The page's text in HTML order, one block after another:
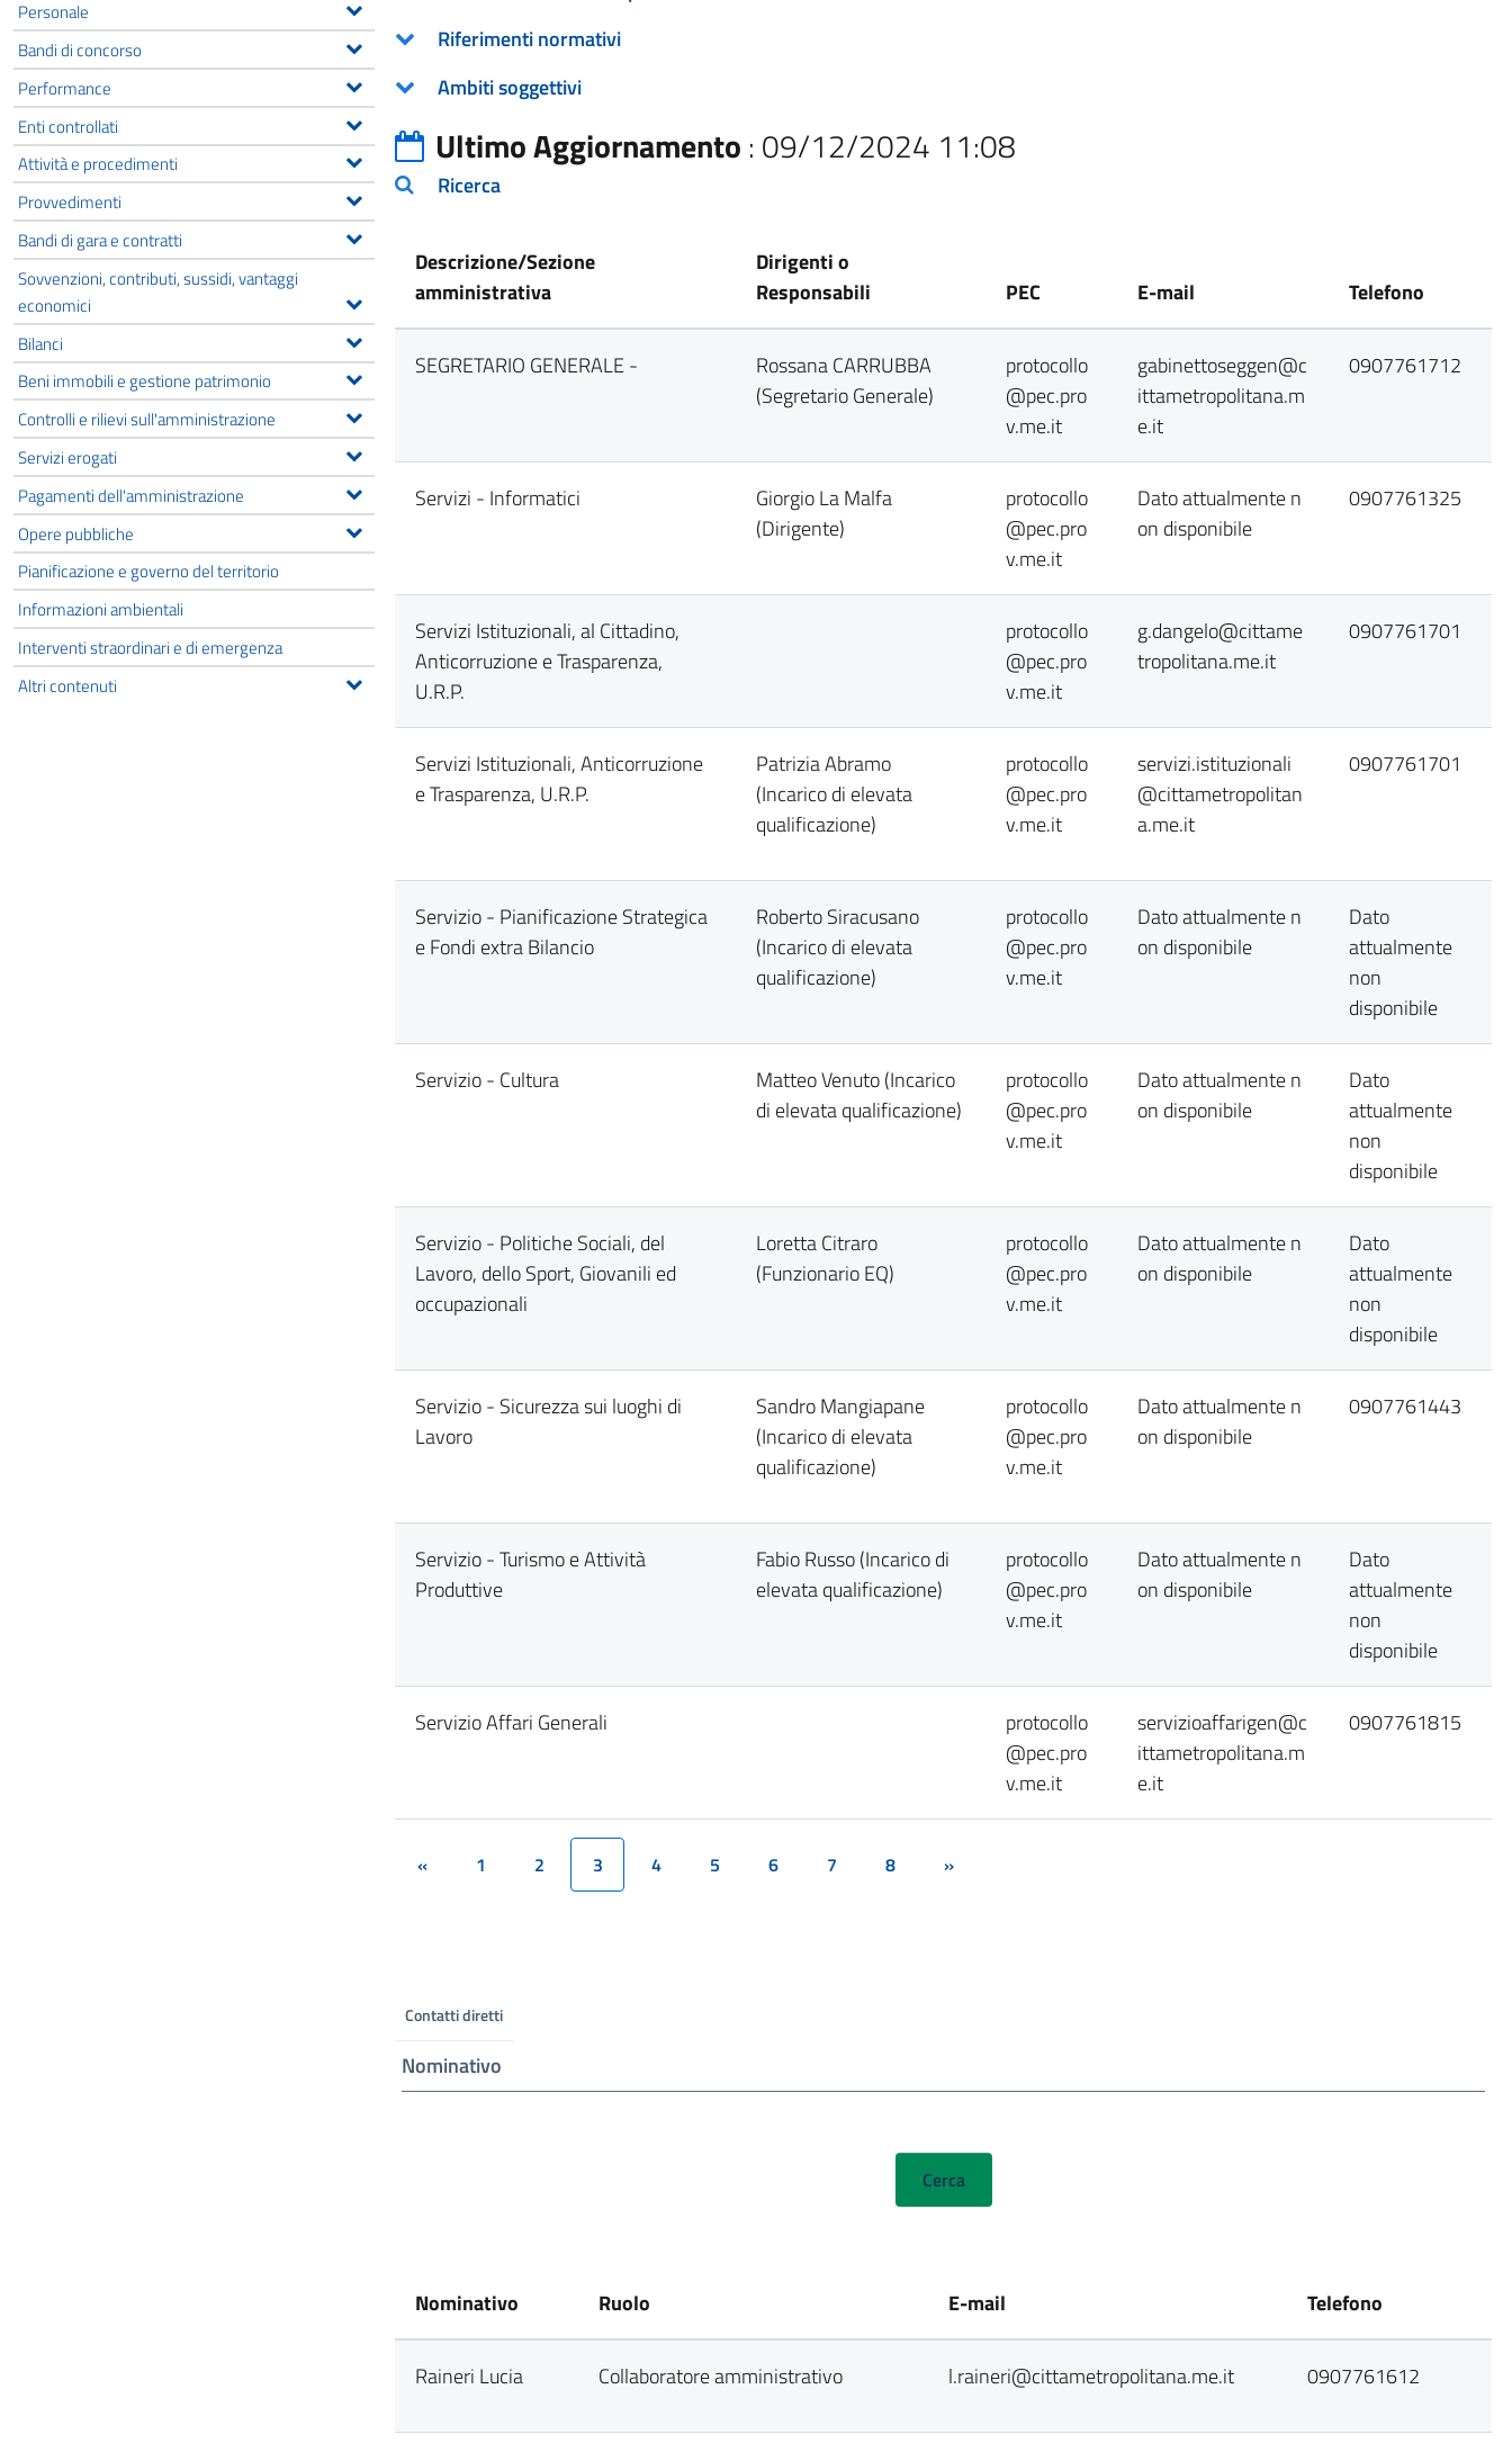
Personale
Bandi di concorso
Performance
Enti controllati
Attività e procedimenti
Provvedimenti
Bandi di gara e contratti
Sovvenzioni, contributi, sussidi, vantaggi
economici
Bilanci
Beni immobili e gestione patrimonio
Controlli e rilievi sull'amministrazione
Servizi erogati
Pagamenti dell'amministrazione
Opere pubbliche
Pianificazione e governo del territorio
Informazioni ambientali
Interventi straordinari e di emergenza
Altri contenuti
Riferimenti normativi
Ambiti soggettivi
Ultimo Aggiornamento : 09/12/2024 11:08
Ricerca
Descrizione/Sezione
amministrativa
Dirigenti o
Responsabili
PEC E-mail Telefono
SEGRETARIO GENERALE -
Rossana CARRUBBA
(Segretario Generale)
protocollo
@pec.pro
v.me.it
gabinettoseggen@c
ittametropolitana.m
e.it
0907761712
Servizi - Informatici
Giorgio La Malfa
(Dirigente)
protocollo
@pec.pro
v.me.it
Dato attualmente n
on disponibile
0907761325
Servizi Istituzionali, al Cittadino,
Anticorruzione e Trasparenza,
U.R.P.
protocollo
@pec.pro
v.me.it
g.dangelo@cittame
tropolitana.me.it
0907761701
Servizi Istituzionali, Anticorruzione
e Trasparenza, U.R.P.
Patrizia Abramo
(Incarico di elevata
qualificazione)
protocollo
@pec.pro
v.me.it
servizi.istituzionali
@cittametropolitan
a.me.it
0907761701
Servizio - Pianificazione Strategica
e Fondi extra Bilancio
Roberto Siracusano
(Incarico di elevata
qualificazione)
protocollo
@pec.pro
v.me.it
Dato attualmente n
on disponibile
Dato
attualmente
non
disponibile
Servizio - Cultura
Matteo Venuto (Incarico
di elevata qualificazione)
protocollo
@pec.pro
v.me.it
Dato attualmente n
on disponibile
Dato
attualmente
non
disponibile
Servizio - Politiche Sociali, del
Lavoro, dello Sport, Giovanili ed
occupazionali
Loretta Citraro
(Funzionario EQ)
protocollo
@pec.pro
v.me.it
Dato attualmente n
on disponibile
Dato
attualmente
non
disponibile
Servizio - Sicurezza sui luoghi di
Lavoro
Sandro Mangiapane
(Incarico di elevata
qualificazione)
protocollo
@pec.pro
v.me.it
Dato attualmente n
on disponibile
0907761443
Servizio - Turismo e Attività
Produttive
Fabio Russo (Incarico di
elevata qualificazione)
protocollo
@pec.pro
v.me.it
Dato attualmente n
on disponibile
Dato
attualmente
non
disponibile
Servizio Affari Generali
protocollo
@pec.pro
v.me.it
servizioaffarigen@c
ittametropolitana.m
e.it
0907761815
« 1 2 3(current)
4 5 6 7 8 »
Contatti diretti
Nominativo
Nominativo Ruolo E-mail Telefono
Raineri Lucia Collaboratore amministrativo l.raineri@cittametropolitana.me.it 0907761612